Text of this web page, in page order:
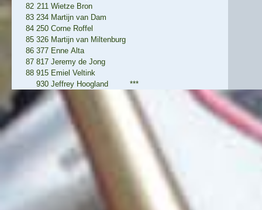
82 211 Wietze Bron
83 234 Martijn van Dam
84 250 Corne Roffel
85 326 Martijn van Miltenburg
86 377 Enne Alta
87 817 Jeremy de Jong
88 915 Emiel Veltink
930 Jeffrey Hoogland ***